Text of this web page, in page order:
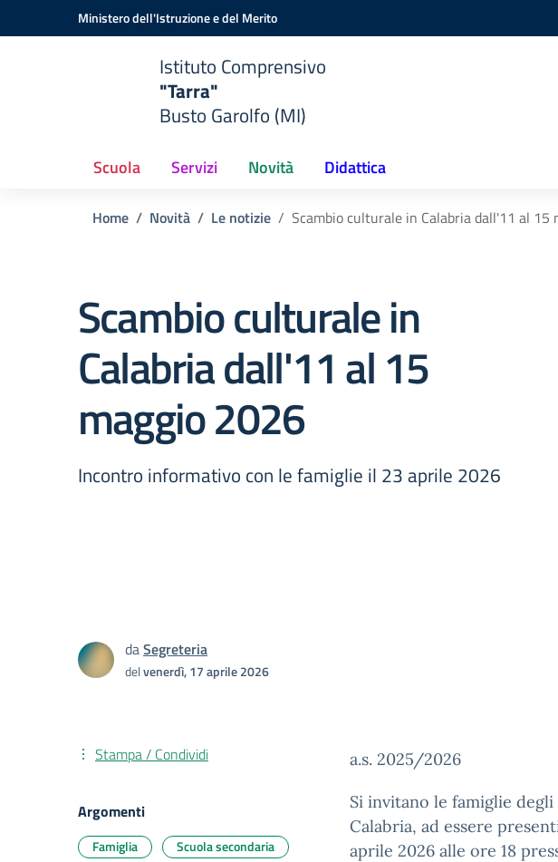
Vai ai contenuti
Vai al menu di navigazioneMinistero dell'Istruzione e del Merito
Istituto Comprensivo
"Tarra"
Busto Garolfo (MI)
Scuola Servizi Novità Didattica
Home Novità Le notizie Scambio culturale in Calabria dall'11 al 15
Scambio culturale in
Calabria dall'11 al 15
maggio 2026
Incontro informativo con le famiglie il 23 aprile 2026
daSegreteria
delvenerdì, 17 aprile 2026
a.s. 2025/2026
Si invitano le famiglie
Calabria, ad essere
aprile 2026 alle ore 18
Stampa / Condividi
Argomenti
Famiglia Scuola secondaria